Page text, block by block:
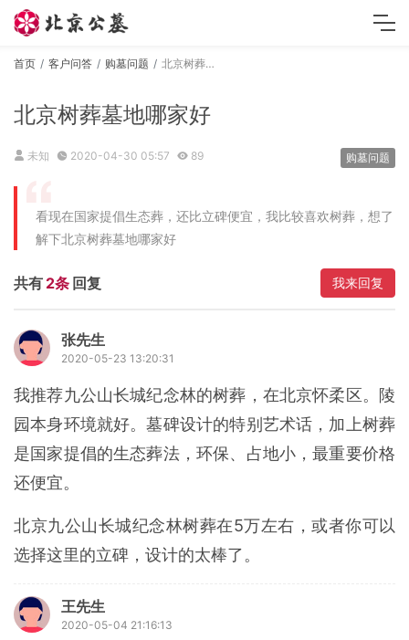
首页 客户问答 购墓问题 北京树葬墓地哪家好
北京树葬墓地哪家好
未知 2020-04-30 05:57 89 购墓问题
看现在国家提倡生态葬，还比立碑便宜，我比较喜欢树葬，想了
解下北京树葬墓地哪家好
共有 2条 回复 我来回复
张先生
2020-05-23 13:20:31
我推荐九公山长城纪念林的树葬，在北京怀柔区。陵
园本身环境就好。墓碑设计的特别艺术话，加上树葬
是国家提倡的生态葬法，环保、占地小，最重要价格
还便宜。
北京九公山长城纪念林树葬在5万左右，或者你可以
选择这里的立碑，设计的太棒了。
王先生
2020-05-04 21:16:13